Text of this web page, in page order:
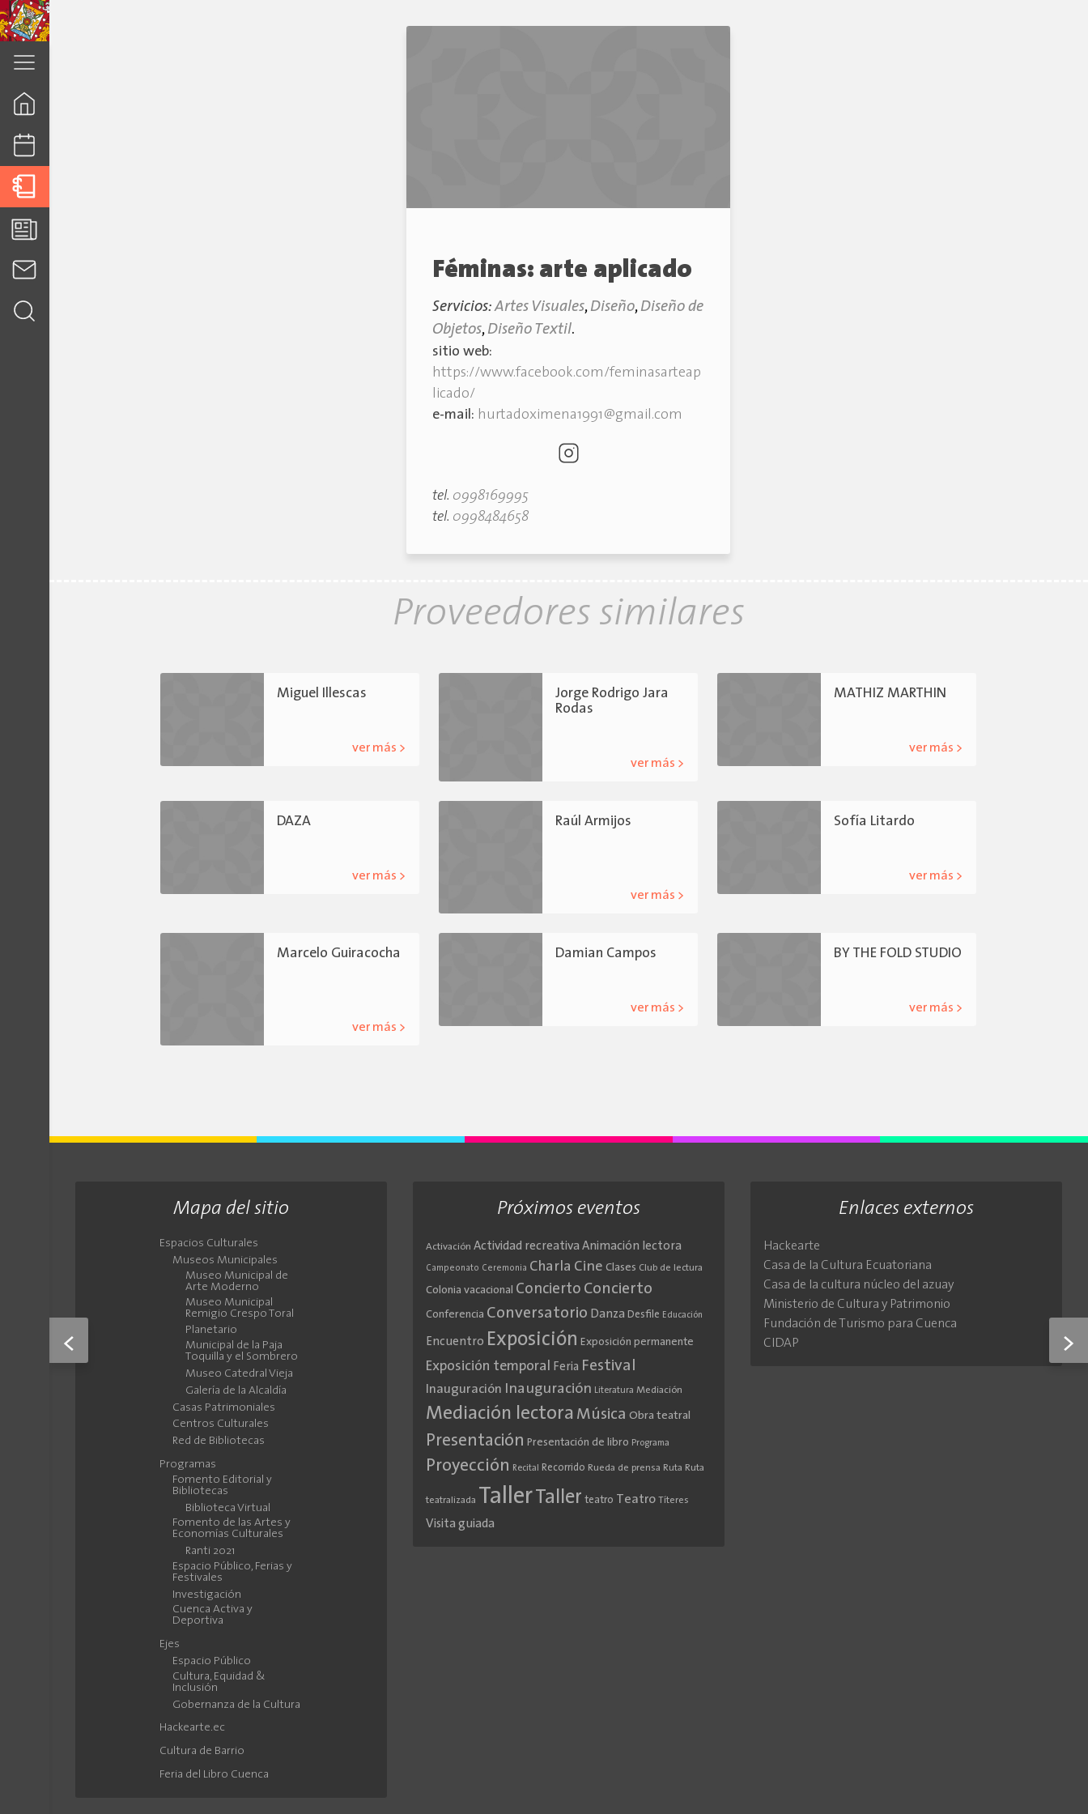
Féminas: arte aplicado
Servicios:Artes Visuales, Diseño, Diseño de
Objetos, Diseño Textil.
sitio web:
https://www.facebook.com/feminasarteap
licado/
e-mail: hurtadoximena1991@gmail.com
tel. 0998169995
tel. 0998484658
< >
Proveedores similares
Miguel Illescas
ver más >
Jorge Rodrigo Jara
Rodas
ver más >
MATHIZ MARTHIN
ver más >
DAZA
ver más >
Raúl Armijos
ver más >
Sofía Litardo
ver más >
Marcelo Guiracocha
ver más >
Damian Campos
ver más >
BY THE FOLD STUDIO
ver más >
Mapa del sitio
Espacios Culturales
Museos Municipales
Museo Municipal de
Arte Moderno
Museo Municipal
Remigio Crespo Toral
Planetario
Municipal de la Paja
Toquilla y el Sombrero
Museo Catedral Vieja
Galería de la Alcaldía
Casas Patrimoniales
Centros Culturales
Red de Bibliotecas
Programas
Fomento Editorial y
Bibliotecas
Biblioteca Virtual
Fomento de las Artes y
Economías Culturales
Ranti 2021
Espacio Público, Ferias y
Festivales
Investigación
Cuenca Activa y
Deportiva
Ejes
Espacio Público
Cultura, Equidad &
Inclusión
Gobernanza de la Cultura
Hackearte.ec
Cultura de Barrio
Feria del Libro Cuenca
Próximos eventos
Activación Actividad recreativa Animación lectora
Campeonato Ceremonia Charla Cine Clases Club de lectura
Colonia vacacional Concierto Concierto
Conferencia Conversatorio Danza Desfile Educación
Encuentro Exposición Exposición permanente
Exposición temporal Feria Festival
Inauguración Inauguración Literatura Mediación
Mediación lectora Música Obra teatral
Presentación Presentación de libro Programa
Proyección Recital Recorrido Rueda de prensa Ruta Ruta
teatralizada TallerTaller teatro Teatro Títeres
Visita guiada
Enlaces externos
Hackearte
Casa de la Cultura Ecuatoriana
Casa de la cultura núcleo del azuay
Ministerio de Cultura y Patrimonio
Fundación de Turismo para Cuenca
CIDAP